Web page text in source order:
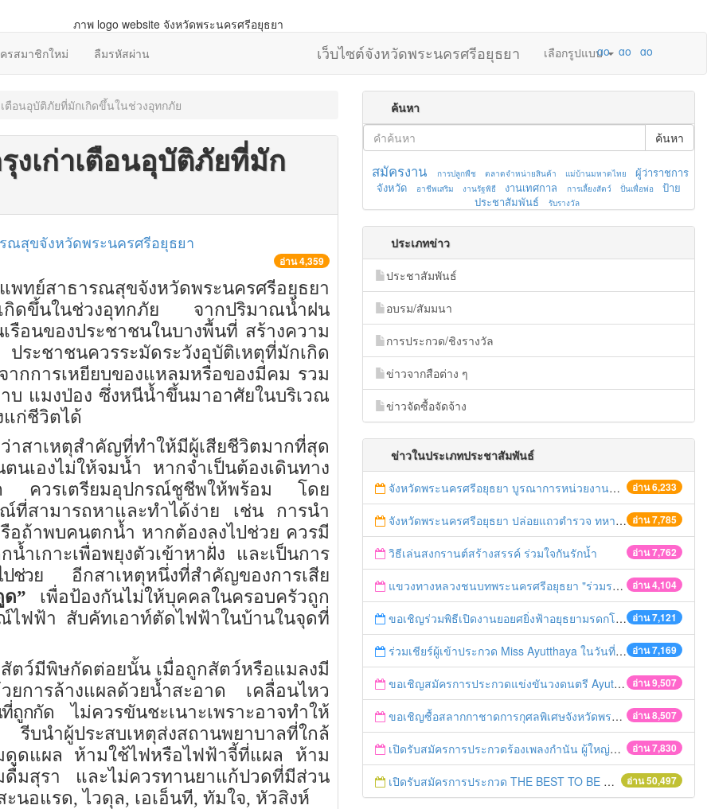
รสมาชิกใหม่ ลืมรหัสผ่าน เว็บไซต์จังหวัดพระนครศรีอยุธยา เลือกรูปแบบ
ตือนอุบัติภัยที่มักเกิดขึ้นในช่วงอุทกภัย
งเก่าเตือนอุบัติภัยที่มัก
ณสุขจังหวัดพระนครศรีอยุธยา
อ่าน 4,359
ย์สาธารณสุขจังหวัดพระนครศรีอยุธยา
เกิดขึ้นในช่วงอุทกภัย จากปริมาณน้ำฝน
อนของประชาชนในบางพื้นที่ สร้างความ
ะชาชนควรระมัดระวังอุบัติเหตุที่มักเกิด
กการเหยียบของแหลมหรือของมีคม รวม
บ แมงป่อง ซึ่งหนีน้ำขึ้นมาอาศัยในบริเวณ
แก่ชีวิตได้
าสาเหตุสำคัญที่ทำให้มีผู้เสียชีวิตมากที่สุด
ตนเองไม่ให้จมน้ำ หากจำเป็นต้องเดินทาง
ควรเตรียมอุปกรณ์ชูชีพให้พร้อม โดย
ที่สามารถหาและทำได้ง่าย เช่น การนำ
อถ้าพบคนตกน้ำ หากต้องลงไปช่วย ควรมี
เกาะเพื่อพยุงตัวเข้าหาฝั่ง และเป็นการ
ปช่วยอีกสาเหตุหนึ่งที่สำคัญของการเสีย
ด” เพื่อป้องกันไม่ให้บุคคลในครอบครัวถูก
ไฟฟ้า สับคัทเอาท์ตัดไฟฟ้าในบ้านในจุดที่
ตว์มีพิษกัดต่อยนั้น เมื่อถูกสัตว์หรือแมลงมี
ยการล้างแผลด้วยน้ำสะอาด เคลื่อนไหว
ถูกกัด ไม่ควรขันชะเนาะเพราะอาจทำให้
รีบนำผู้ประสบเหตุส่งสถานพยาบาลที่ใกล้
ดแผล ห้ามใช้ไฟหรือไฟฟ้าจี้ที่แผล ห้าม
มสุรา และไม่ควรทานยาแก้ปวดที่มีส่วน
นอแรด, ไวดุล, เอเอ็นที, ทัมใจ, หัวสิงห์
ค้นหา
ค้นหา
สมัครงาน การปลูกพืช ตลาดจำหน่ายสินค้า แม่บ้านมหาดไทย
ผู้ว่าราชการ
จังหวัด
อาชีพเสริม งานรัฐพิธี งานเทศกาล การเลี้ยงสัตว์ ปั่นเพื่อพ่อ
ป้าย
ประชาสัมพันธ์
รับรางวัล
ประเภทข่าว
ประชาสัมพันธ์
อบรม/สัมมนา
การประกวด/ชิงรางวัล
ข่าวจากสือต่าง ๆ
ข่าวจัดซื้อจัดจ้าง
ข่าวในประเภทประชาสัมพันธ์
อ่าน 6,233
จังหวัดพระนครศรีอยุธยา บูรณาการหน่วยงานที่เกี่ยวข้อง ลงพื้นที่จัดระเบียบและดำเนินมาตรการตามบทลงโทษสูงสุดกับผู้ประกอบการร้านค้าที่ยังฝ่าฝืนตั้งร้านค้ารุกล้ำเขตพื้นที่ทางหลวง เตรียมความปลอดภัยก่อนเทศกาลสงกรานต์
อ่าน 7,785
จังหวัดพระนครศรีอยุธยา ปล่อยแถวตำรวจ ทหาร ฝ่ายปกครอง กว่า 100 นาย ตรวจเข้มท่ารถสาธารณะ สถานีขนส่งรถโดยสาร วินรถตู้ และสถานีรถไฟ เตรียมรับมือเทศกาลสงกรานต์
อ่าน 7,762
วิธีเล่นสงกรานต์สร้างสรรค์ ร่วมใจกันรักน้ำ
อ่าน 4,104
แขวงทางหลวงชนบทพระนครศรีอยุธยา "ร่วมรณรงค์ ขับช้า เปิดไฟหน้า คาดเข็มขัด" เทศกาลสงกรานต์ ปี 2561
อ่าน 7,121
ขอเชิญร่วมพิธีเปิดงานยอยศยิ่งฟ้าอยุธยามรดกโลก
อ่าน 7,169
ร่วมเชียร์ผู้เข้าประกวด Miss Ayutthaya ในวันที่ 15 ธันวาคม 2560
อ่าน 9,507
ขอเชิญสมัครการประกวดแข่งขันวงดนตรี Ayutthaya battle of the bands
อ่าน 8,507
ขอเชิญซื้อสลากกาชาดการกุศลพิเศษจังหวัดพระนครศรีอยุธยา 2560
อ่าน 7,830
เปิดรับสมัครการประกวดร้องเพลงกำนัน ผู้ใหญ่บ้าน ฯลฯ
อ่าน 50,497
เปิดรับสมัครการประกวด THE BEST TO BE NUMBER ONE